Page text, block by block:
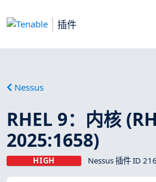
插件
Nessus
RHEL 9：内核
2025:1658)
HIGH Nessus 插件 ID